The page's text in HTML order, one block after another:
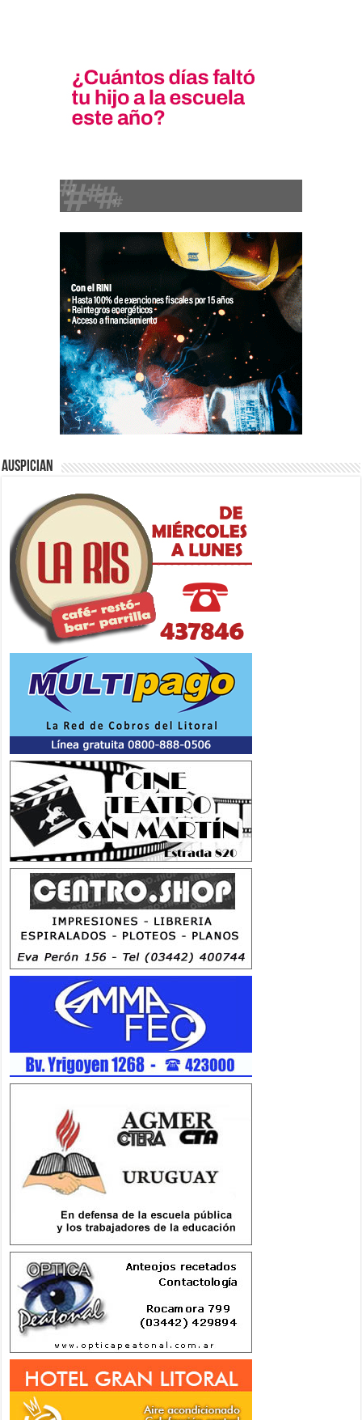
Auspician